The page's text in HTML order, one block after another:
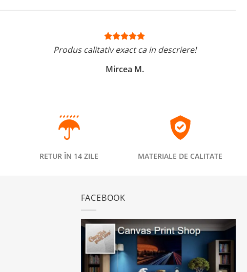
Produs calitativ exact ca in descriere!
Mircea M.
RETUR ÎN 14 ZILE MATERIALE DE CALITATE
FACEBOOK